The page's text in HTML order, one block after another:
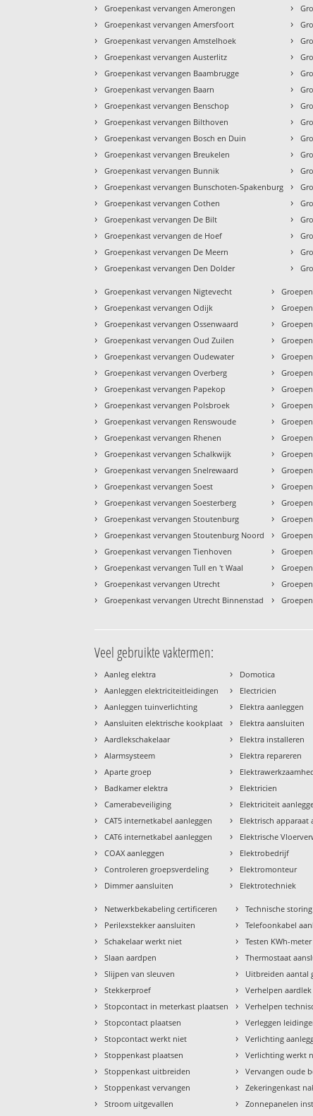
› Groepenkast vervangen Amerongen
› Groepenkast vervangen Amersfoort
› Groepenkast vervangen Amstelhoek
› Groepenkast vervangen Austerlitz
› Groepenkast vervangen Baambrugge
› Groepenkast vervangen Baarn
› Groepenkast vervangen Benschop
› Groepenkast vervangen Bilthoven
› Groepenkast vervangen Bosch en Duin
› Groepenkast vervangen Breukelen
› Groepenkast vervangen Bunnik
› Groepenkast vervangen Bunschoten-Spakenburg
› Groepenkast vervangen Cothen
› Groepenkast vervangen De Bilt
› Groepenkast vervangen de Hoef
› Groepenkast vervangen De Meern
› Groepenkast vervangen Den Dolder
›
›
›
›
›
›
›
›
›
›
›
›
›
›
›
›
›
› Groepenkast vervangen Nigtevecht
› Groepenkast vervangen Odijk
› Groepenkast vervangen Ossenwaard
› Groepenkast vervangen Oud Zuilen
› Groepenkast vervangen Oudewater
› Groepenkast vervangen Overberg
› Groepenkast vervangen Papekop
› Groepenkast vervangen Polsbroek
› Groepenkast vervangen Renswoude
› Groepenkast vervangen Rhenen
› Groepenkast vervangen Schalkwijk
› Groepenkast vervangen Snelrewaard
› Groepenkast vervangen Soest
› Groepenkast vervangen Soesterberg
› Groepenkast vervangen Stoutenburg
› Groepenkast vervangen Stoutenburg Noord
› Groepenkast vervangen Tienhoven
› Groepenkast vervangen Tull en 't Waal
› Groepenkast vervangen Utrecht
› Groepenkast vervangen Utrecht Binnenstad
›
›
›
›
›
›
›
›
›
›
›
›
›
›
›
›
›
›
›
›
Veel gebruikte vaktermen:
› Aanleg elektra
› Aanleggen elektriciteitleidingen
› Aanleggen tuinverlichting
› Aansluiten elektrische kookplaat
› Aardlekschakelaar
› Alarmsysteem
› Aparte groep
› Badkamer elektra
› Camerabeveiliging
› CAT5 internetkabel aanleggen
› CAT6 internetkabel aanleggen
› COAX aanleggen
› Controleren groepsverdeling
› Dimmer aansluiten
› Domotica
› Electricien
› Elektra aanleggen
› Elektra aansluiten
› Elektra installeren
› Elektra repareren
›
› Elektricien
› Elektriciteit
› Elektrisch apparaat
› Elektrische
› Elektrobedrijf
› Elektromonteur
› Elektrotechniek
› Netwerkbekabeling certificeren
› Perilexstekker aansluiten
› Schakelaar werkt niet
› Slaan aardpen
› Slijpen van sleuven
› Stekkerproef
› Stopcontact in meterkast plaatsen
› Stopcontact plaatsen
› Stopcontact werkt niet
› Stoppenkast plaatsen
› Stoppenkast uitbreiden
› Stoppenkast vervangen
› Stroom uitgevallen
› Technische storing
› Telefoonkabel
› Testen KWh-meter
› Thermostaat
› Uitbreiden aantal
› Verhelpen
› Verhelpen
› Verleggen
› Verlichting
› Verlichting werkt
› Vervangen oude
› Zekeringenkast
› Zonnepanelen